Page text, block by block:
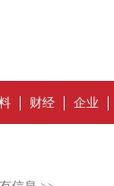
财经 企业